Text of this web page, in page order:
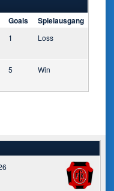
Goals Spielausgang
1 Loss
5 Win